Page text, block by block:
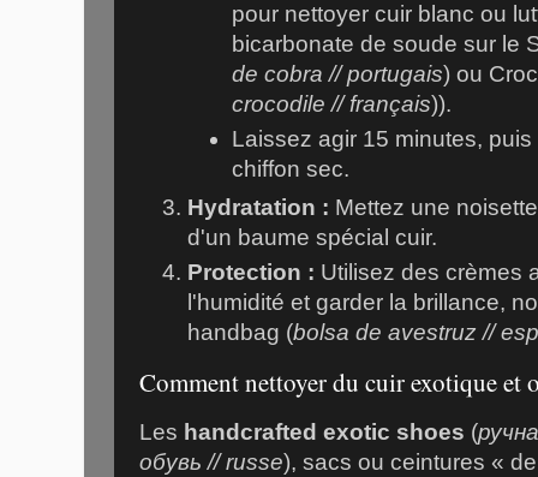
pour nettoyer cuir blanc ou
bicarbonate de soude sur le
de cobra // portugais) ou
crocodile // français)).
Laissez agir 15 minutes,
chiffon sec.
Hydratation : Mettez une
d'un baume spécial cuir.
Protection : Utilisez des crèmes
l'humidité et garder la brillance,
handbag (bolsa de avestruz //
Comment nettoyer du cuir exotique et
Les handcrafted exotic shoes (
обувь // russe), sacs ou ceintures «